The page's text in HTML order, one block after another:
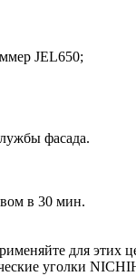
JEL650;
фасада.
в 30 мин.
для этих
уголки